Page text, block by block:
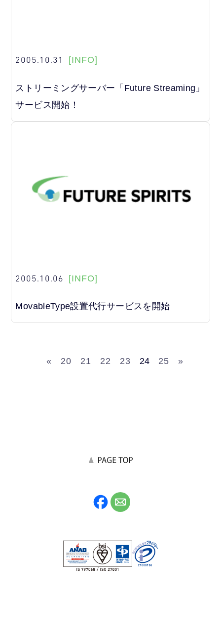
2005.10.31 [INFO]
ストリーミングサーバー「Future Streaming」
サービス開始！
2005.10.06 [INFO]
MovableType設置代行サービスを開始
« 20 21 22 23 24 25 »